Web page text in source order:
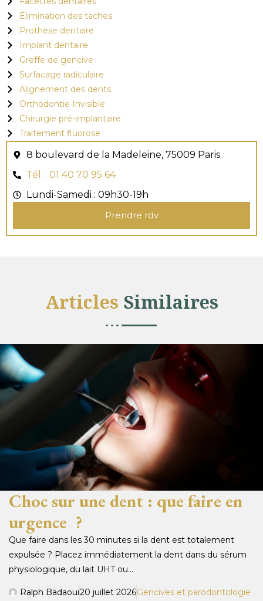
Elimination des taches
Prothèse dentaire
Implant dentaire
Greffe de gencive
Surfacage radiculaire
Alignement des dents
Orthodontie Invisible
Chirurgie pré-implantaire
Traitement fluorose
8 boulevard de la Madeleine, 75009 Paris
Tél. : 01 40 70 95 64
Lundi-Samedi : 09h30-19h
Prendre rdv
Articles Similaires
Choc sur une dent : que faire en
urgence ?
Que faire dans les 30 minutes si la dent est totalement
expulsée ? Placez immédiatement la dent dans du sérum
physiologique, du lait UHT ou...
Ralph Badaoui20 juillet 2026Gencives et parodontologie